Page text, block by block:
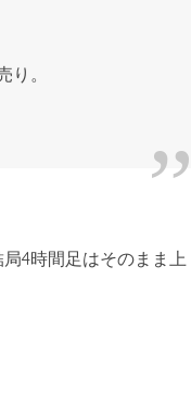
。
4時間足はそのまま上